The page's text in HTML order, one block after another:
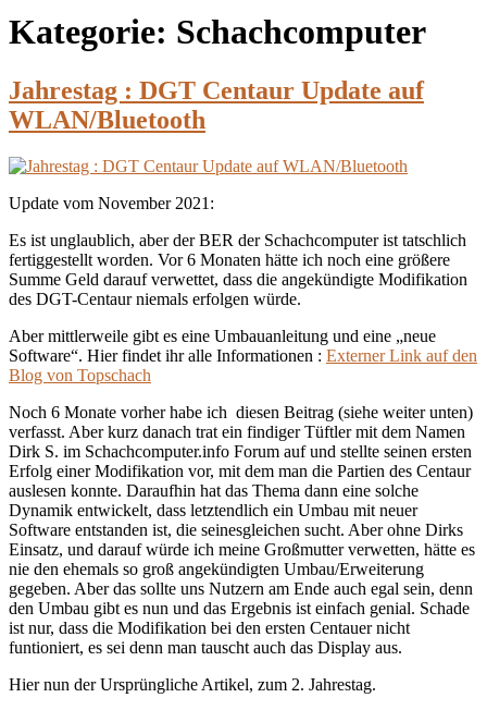
Kategorie: Schachcomputer
Jahrestag : DGT Centaur Update auf
WLAN/Bluetooth
Update vom November 2021:
Es ist unglaublich, aber der BER der Schachcomputer ist tatschlich
fertiggestellt worden. Vor 6 Monaten hätte ich noch eine größere
Summe Geld darauf verwettet, dass die angekündigte Modifikation
des DGT-Centaur niemals erfolgen würde.
Aber mittlerweile gibt es eine Umbauanleitung und eine „neue
Software“. Hier findet ihr alle Informationen : Externer Link auf den
Blog von Topschach
Noch 6 Monate vorher habe ich diesen Beitrag (siehe weiter unten)
verfasst. Aber kurz danach trat ein findiger Tüftler mit dem Namen
Dirk S. im Schachcomputer.info Forum auf und stellte seinen ersten
Erfolg einer Modifikation vor, mit dem man die Partien des Centaur
auslesen konnte. Daraufhin hat das Thema dann eine solche
Dynamik entwickelt, dass letztendlich ein Umbau mit neuer
Software entstanden ist, die seinesgleichen sucht. Aber ohne Dirks
Einsatz, und darauf würde ich meine Großmutter verwetten, hätte es
nie den ehemals so groß angekündigten Umbau/Erweiterung
gegeben. Aber das sollte uns Nutzern am Ende auch egal sein, denn
den Umbau gibt es nun und das Ergebnis ist einfach genial. Schade
ist nur, dass die Modifikation bei den ersten Centauer nicht
funtioniert, es sei denn man tauscht auch das Display aus.
Hier nun der Ursprüngliche Artikel, zum 2. Jahrestag.